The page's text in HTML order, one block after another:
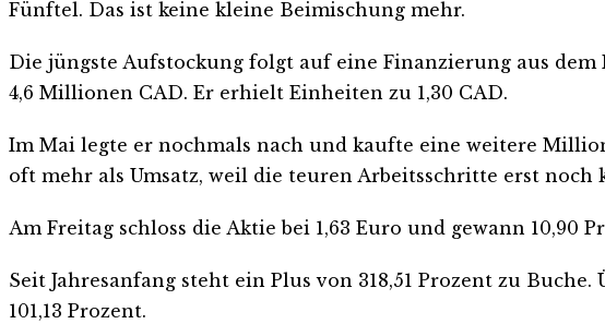
Fünftel. Das ist keine kleine Beimischung mehr.
Die jüngste Aufstockung folgt auf eine Finanzierung aus
4,6 Millionen CAD. Er erhielt Einheiten zu 1,30 CAD.
Im Mai legte er nochmals nach und kaufte eine weitere
oft mehr als Umsatz, weil die teuren Arbeitsschritte erst noch
Am Freitag schloss die Aktie bei 1,63 Euro und gewann 10,90
Seit Jahresanfang steht ein Plus von 318,51 Prozent zu
101,13 Prozent.